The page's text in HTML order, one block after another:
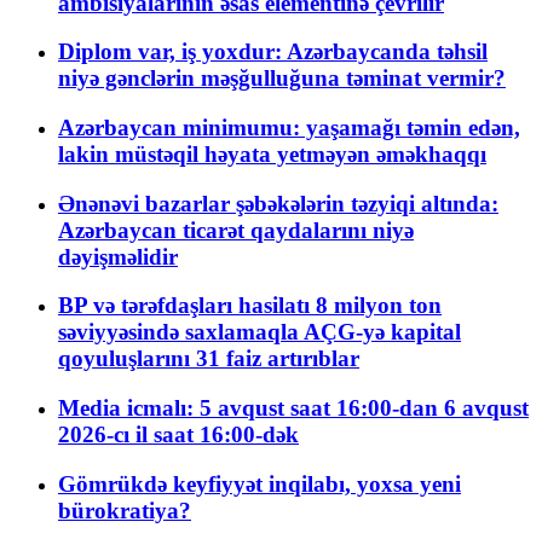
Diplom var, iş yoxdur: Azərbaycanda təhsil
niyə gənclərin məşğulluğuna təminat vermir?
Azərbaycan minimumu: yaşamağı təmin edən,
lakin müstəqil həyata yetməyən əməkhaqqı
Ənənəvi bazarlar şəbəkələrin təzyiqi altında:
Azərbaycan ticarət qaydalarını niyə
dəyişməlidir
BP və tərəfdaşları hasilatı 8 milyon ton
səviyyəsində saxlamaqla AÇG-yə kapital
qoyuluşlarını 31 faiz artırıblar
Media icmalı: 5 avqust saat 16:00-dan 6 avqust
2026-cı il saat 16:00-dək
Gömrükdə keyfiyyət inqilabı, yoxsa yeni
bürokratiya?